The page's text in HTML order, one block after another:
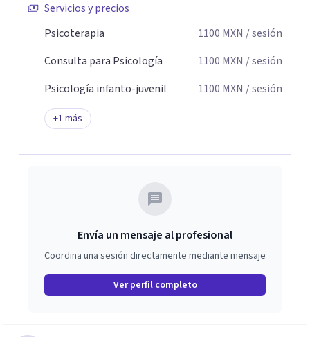
Servicios y precios
Psicoterapia
1100 MXN / sesión
Consulta para Psicología
1100 MXN / sesión
Psicología infanto-juvenil
1100 MXN / sesión
+1 más
Envía un mensaje al profesional
Coordina una sesión directamente mediante mensaje
Ver perfil completo